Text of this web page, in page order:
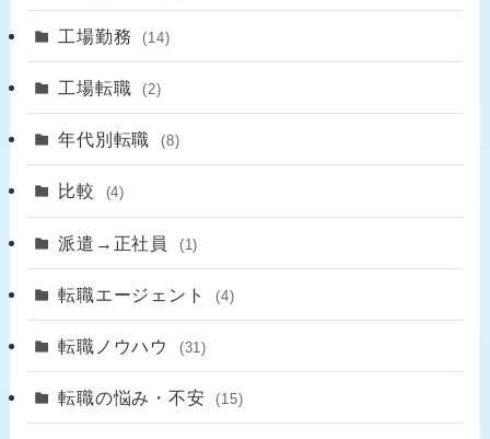
工場勤務 (14)
工場転職 (2)
年代別転職 (8)
比較 (4)
派遣→正社員 (1)
転職エージェント (4)
転職ノウハウ (31)
転職の悩み・不安 (15)